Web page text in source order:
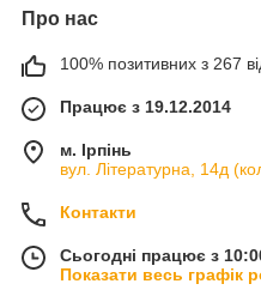
Про нас
100% позитивних з 267
Працює з 19.12.2014
м. Ірпінь
вул. Літературна, 14д
Контакти
Сьогодні працює з
Показати весь графік